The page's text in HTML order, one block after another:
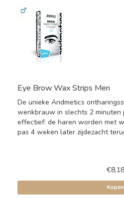
Eye Brow Wax Strips Men
De unieke Andmetics
wenkbrauw in slechts 2 minuten
effectief: de haren worden met
pas 4 weken later zijdezacht
€8,18
Kopen